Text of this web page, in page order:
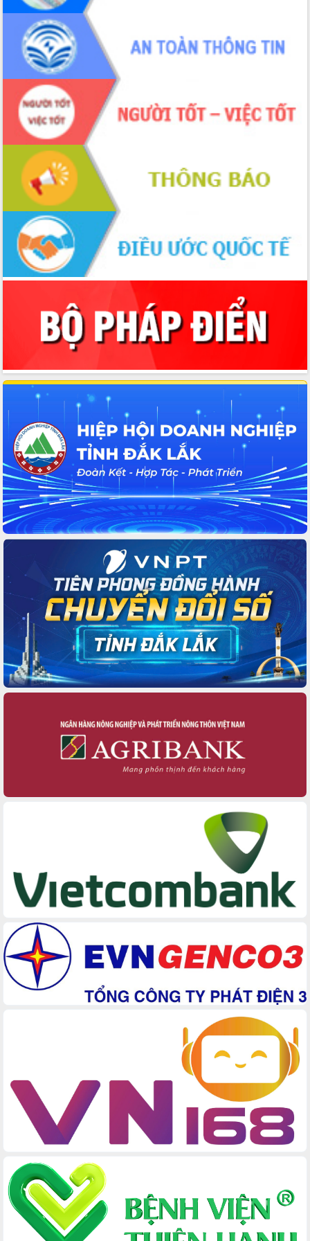
trưởng đạt 5,86% trong năm 2026
UBND tỉnh Đắk Lắk triển khai công tác
quốc phòng, quân sự địa phương năm
2026
Đắk Lắk tập trung toàn lực khắc phục
tồn tại IUU, sẵn sàng làm việc với
Đoàn thanh tra EC
Chủ tịch UBND tỉnh Tạ Anh Tuấn thăm,
chúc mừng các bệnh viện nhân Ngày
Thầy thuốc Việt Nam
Rộn ràng lễ hội truyền thống Sông
nước Đà Nông lần thứ I năm 2026
Kỳ họp Chuyên đề lần thứ Năm, HĐND
tỉnh Đắk Lắk thông qua các nghị quyết
quan trọng
Thống nhất danh sách giới thiệu ứng
cử đại biểu Quốc hội khoá XVI và đại
biểu HĐND tỉnh Đắk Lắk, nhiệm kỳ
2026-2031
Phát động hai phong trào thi đua quan
trọng trong kỷ nguyên mới
Hội nghị lần thứ tư Ban Chỉ đạo công
tác bầu cử tỉnh Đắk Lắk
tháng 01/2026
Phó Thủ tướng Hồ Quốc Dũng đánh giá
cao kết quả Chiến dịch Quang Trung
tại Đắk Lắk
Hội nghị Ban Chấp hành Đảng bộ tỉnh
Đắk Lắk lần thứ 2 (mở rộng)
Tập trung giải phóng mặt bằng, đẩy
nhanh tiến độ Tuyến đường bộ ven
biển
Gỡ khó, khởi công xây dựng, sửa chữa
toàn bộ nhà ở cho hộ dân đúng tiến độ
đề ra
UBND tỉnh Đắk Lắk tổng kết công tác
quốc phòng, quân sự địa phương năm
Tập trung triển khai quyết liệt, đồng bộ
các giải pháp nhằm thực hiện hiệu quả
các nhiệm vụ đề ra năm 2025
Phát huy vai trò của người có uy tín
trong phòng chống tảo hôn và hôn
nhân cận huyết thống
Nông sản Tây Nguyên thu hút doanh
Đắk Lắk định vị thương hiệu du lịch
“Biển – Rừng – Cà phê” trong không
gian phát triển mới
Hội nghị chia sẻ kinh nghiệm, chuyển
triển chuyên sâu đến 2030
Thủ tướng Phạm Minh Chính: Khẩn
trương tái thiết cuộc sống người dân
sau thiên tai
Tập trung nâng cao chất lượng, tổ
chức sản xuất sầu riêng theo hướng
bền vững
Đẩy nhanh công tác khắc phục, ổn
định đời sống Nhân dân sau bão số 13
Bí thư Tỉnh ủy Lương Nguyễn Minh
Phó Thủ tướng Chính phủ Mai Văn
Chính chia sẻ, động viên người dân
chịu ảnh hưởng nặng từ bão số 13
Chủ tịch UBND tỉnh kiểm tra công tác
phòng, chống bão số 13 tại các địa
bàn xung yếu
Tập trung đẩy nhanh giải ngân nguồn
vốn các chương trình mục tiêu quốc
gia
Xã Ea H'leo giữ vững và nâng cao chất
lượng các tiêu chí nông thôn mới